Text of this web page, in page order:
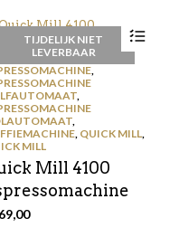
TIJDELIJK NIET
LEVERBAAR
,
,
,
, QUICK MILL,
MILL
Mill 4100